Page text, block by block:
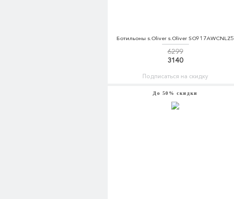
Ботильоны s.Oliver s.Oliver SO917AWCNLZ5
6299
3140
Подписаться на скидку
До 50% скидки